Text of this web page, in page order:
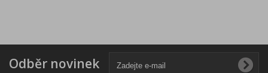
Odběr novinek